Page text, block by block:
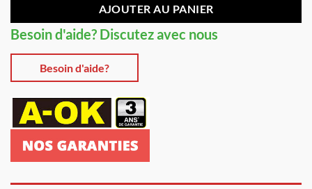
€199,00.€179,10.
AJOUTER AU PANIER
Besoin d'aide? Discutez avec nous
Besoin d'aide?